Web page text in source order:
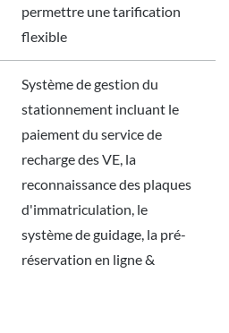
permettre une tarification
flexible
Système de gestion du
stationnement incluant le
paiement du service de
recharge des VE, la
reconnaissance des plaques
d'immatriculation, le
système de guidage, la pré-
réservation en ligne &